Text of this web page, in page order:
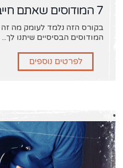
7 המודוסים שאתם חייבים לדעת
המודוסים הבסיסיים שיתנו לך...
לפרטים נוספים